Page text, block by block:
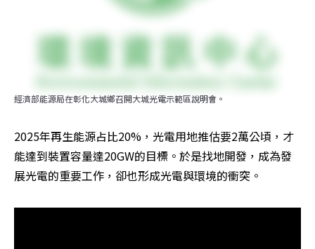
經濟部能源局在彰化大城鄉召開大城光電示範區說明會。
2025年再生能源占比20%，光電用地推估要2萬公頃，才
能達到裝置容量達20GW的目標。於是找地開發，成為發
展光電的重要工作，卻也形成光電與環境的衝突。